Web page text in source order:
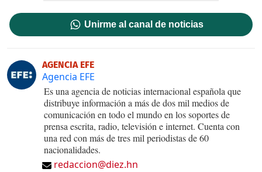
Unirme al canal de noticias
AGENCIA EFE
Agencia EFE
Es una agencia de noticias internacional española que
distribuye información a más de dos mil medios de
comunicación en todo el mundo en los soportes de
prensa escrita, radio, televisión e internet. Cuenta con
una red con más de tres mil periodistas de 60
nacionalidades.
redaccion@diez.hn